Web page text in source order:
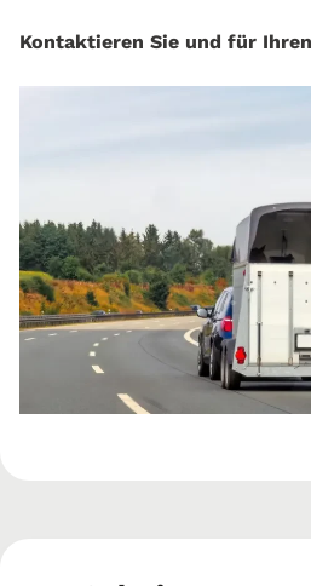
Kontaktieren Sie und für